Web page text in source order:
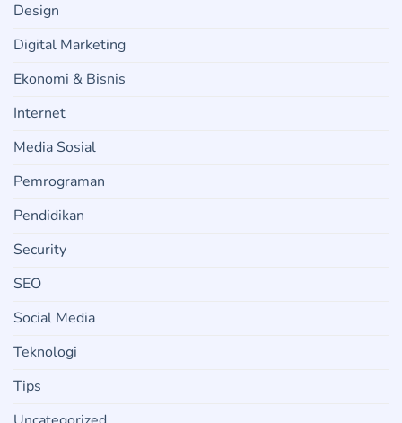
Design
Digital Marketing
Ekonomi & Bisnis
Internet
Media Sosial
Pemrograman
Pendidikan
Security
SEO
Social Media
Teknologi
Tips